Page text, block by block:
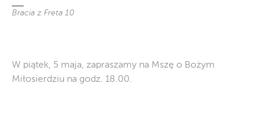
Bracia z Freta 10
W piątek, 5 maja, zapraszamy na Mszę o Bożym
Miłosierdziu na godz. 18.00.